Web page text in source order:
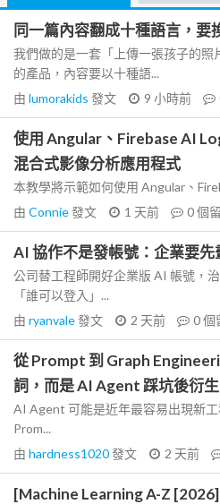
同一篇內容翻成十種語言，要
我們做的是一套「上傳一張孩子的照
的產品，內容要以十種語...
由 lumorakids 發文 9 小時前
使用 Angular、Firebase AI
混合式影像分析應用程式
本教學將示範如何使用 Angular、
由 Connie發文 1 天前 0個
AI 協作不是發帳號：企業要
公司替工程師開好企業版 AI 帳號，
「誰可以登入」...
由 ryanvale發文 2 天前 0個
從 Prompt 到 Graph
詞，而是 AI Agent 踩坑後衍
AI Agent 可能是近年最容易出現新
Prom...
由 hardness1020發文 2 天前
[Machine Learning A-Z